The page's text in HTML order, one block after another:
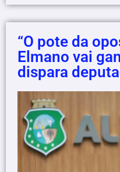
“O pote da
Elmano vai
dispara